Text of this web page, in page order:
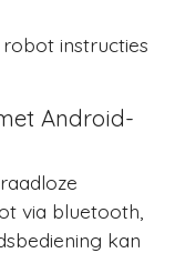
instructies
Android-
via bluetooth,
kan